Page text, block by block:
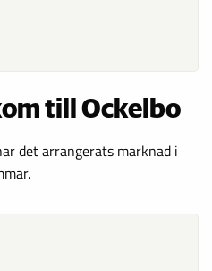
till Ockelbo
det arrangerats marknad i